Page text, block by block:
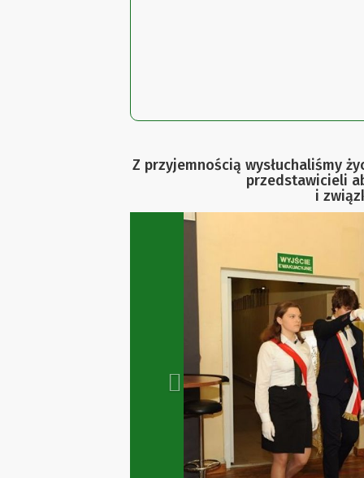
Z przyjemnością wysłuchaliśmy
przedstawicieli
i
Previous